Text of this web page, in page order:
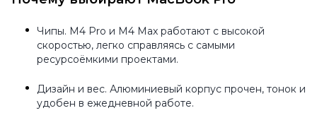
Чипы. M4 Pro и M4 Max работают с высокой
скоростью, легко справляясь с самыми
ресурсоёмкими проектами.
Дизайн и вес. Алюминиевый корпус прочен, тонок и
удобен в ежедневной работе.